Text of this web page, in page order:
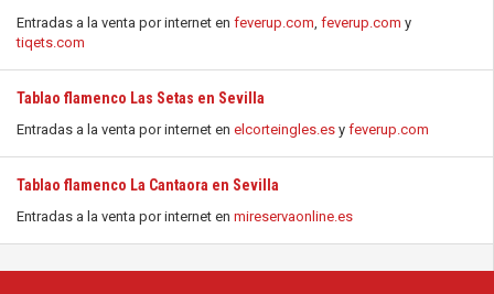
Entradas a la venta por internet en feverup.com, feverup.com y
tiqets.com
Tablao flamenco Las Setas en Sevilla
Entradas a la venta por internet en elcorteingles.es y feverup.com
Tablao flamenco La Cantaora en Sevilla
Entradas a la venta por internet en mireservaonline.es